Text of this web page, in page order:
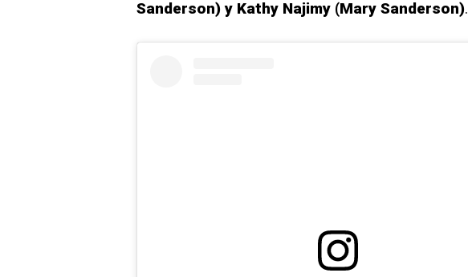
Sanderson) y Kathy Najimy (Mary Sanderson).